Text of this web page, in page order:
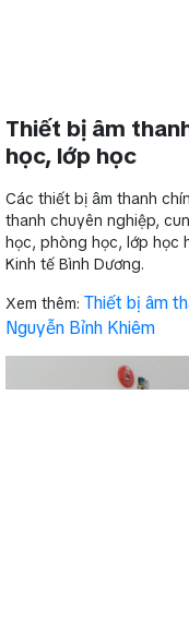
Thiết bị âm
học, lớp học
Các thiết bị âm thanh
thanh chuyên nghiệp,
học, phòng học, lớp học
Kinh tế Bình Dương.
Xem thêm: Thiết bị âm
Nguyễn Bỉnh Khiêm